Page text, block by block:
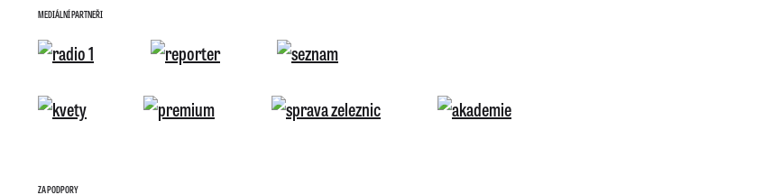
MEDIÁLNÍ PARTNEŘI
ZA PODPORY